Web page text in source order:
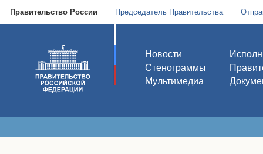
Правительство России Председатель Правительства
Новости
Стенограммы
Мультимедиа